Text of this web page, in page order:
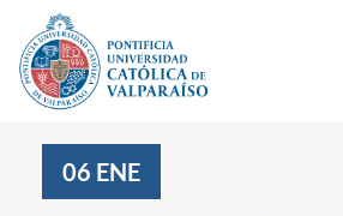
Click acá para ir directamente al contenido
Investigación, Creación e Innovación
06 ENE